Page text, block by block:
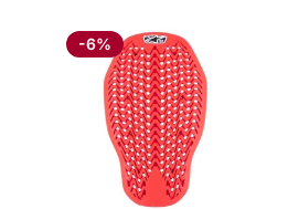
-6%